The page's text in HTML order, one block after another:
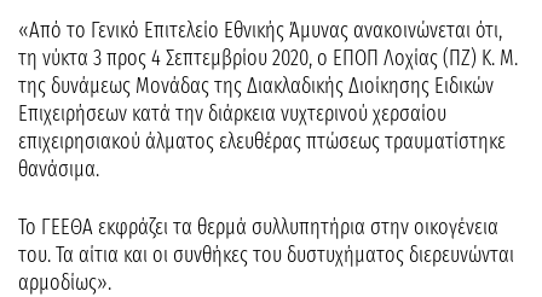
«Από το Γενικό Επιτελείο Εθνικής Άμυνας ανακοινώνεται ότι,
τη νύκτα 3 προς 4 Σεπτεμβρίου 2020, ο ΕΠΟΠ Λοχίας (ΠΖ) Κ. Μ.
της δυνάμεως Μονάδας της Διακλαδικής Διοίκησης Ειδικών
Επιχειρήσεων κατά την διάρκεια νυχτερινού χερσαίου
επιχειρησιακού άλματος ελευθέρας πτώσεως τραυματίστηκε
θανάσιμα.
Το ΓΕΕΘΑ εκφράζει τα θερμά συλλυπητήρια στην οικογένεια
του. Τα αίτια και οι συνθήκες του δυστυχήματος διερευνώνται
αρμοδίως».